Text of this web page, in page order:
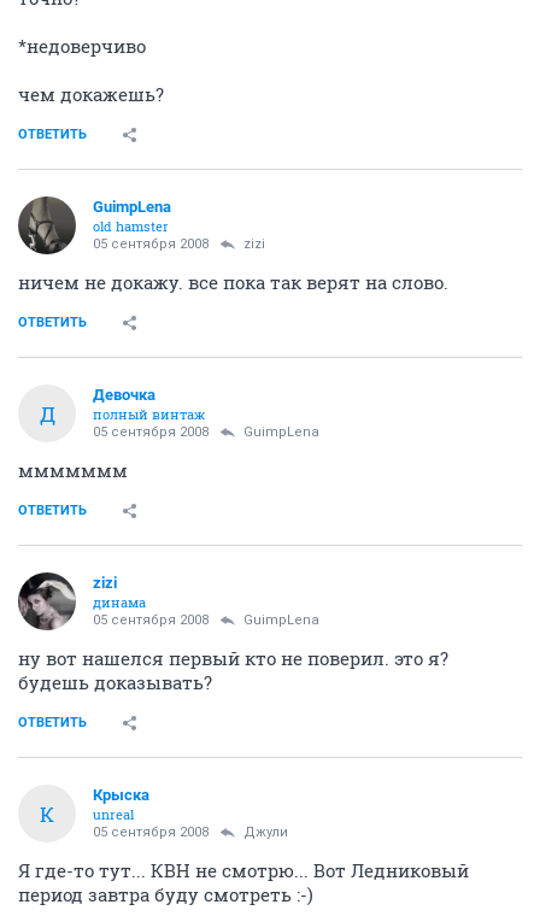
*недоверчиво
чем докажешь?
ОТВЕТИТЬ
GuimpLеna
old hamster
05 сентября 2008 zizi
ничем не докажу. все пока так верят на слово.
ОТВЕТИТЬ
Д
Девочка
полный винтаж
05 сентября 2008 GuimpLеna
ммммммм
ОТВЕТИТЬ
zizi
динама
05 сентября 2008 GuimpLеna
ну вот нашелся первый кто не поверил. это я?
будешь доказывать?
ОТВЕТИТЬ
К
Крыска
unreal
05 сентября 2008 Джули
Я где-то тут... КВН не смотрю... Вот Ледниковый
период завтра буду смотреть :-)